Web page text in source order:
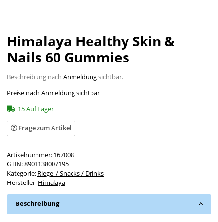
Himalaya Healthy Skin &
Nails 60 Gummies
Beschreibung nach Anmeldungsichtbar.
Preise nach Anmeldung sichtbar
15 Auf Lager
Frage zum Artikel
Artikelnummer: 167008
GTIN:8901138007195
Kategorie: Riegel / Snacks / Drinks
Hersteller: Himalaya
Beschreibung